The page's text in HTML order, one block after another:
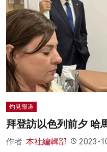
灼見報道
拜登訪以色列前夕 哈
作者: 本社編輯部 2023-